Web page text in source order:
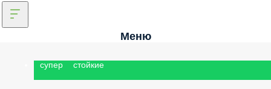
Меню
супер стойкие